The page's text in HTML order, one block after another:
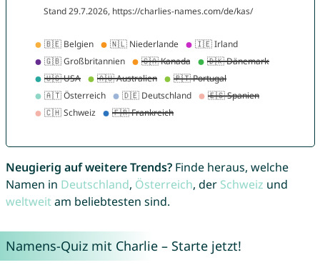
Neugierig auf weitere Trends?Finde heraus, welche
Namen in Deutschland, Österreich, der Schweiz und
weltweitam beliebtesten sind.
Namens-Quiz mit Charlie – Starte jetzt!